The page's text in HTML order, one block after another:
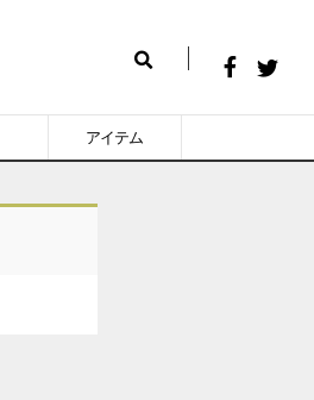
アイテム
索
Facebook